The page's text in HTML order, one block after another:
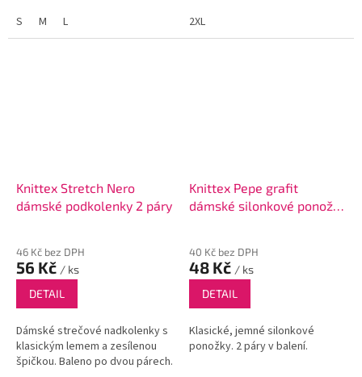
S
M L 2XL
Knittex Stretch Nero
dámské podkolenky 2 páry
46 Kč bez DPH
56 Kč / ks
DETAIL
Dámské strečové nadkolenky s
klasickým lemem a zesílenou
špičkou. Baleno po dvou párech.
Knittex Pepe grafit
dámské silonkové ponožky
40 Kč bez DPH
48 Kč / ks
DETAIL
Klasické, jemné silonkové
ponožky. 2 páry v balení.